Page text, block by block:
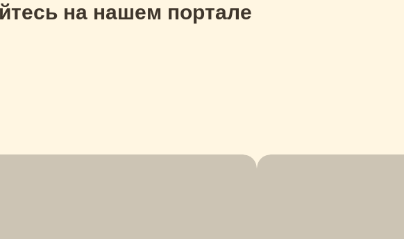
на нашем портале